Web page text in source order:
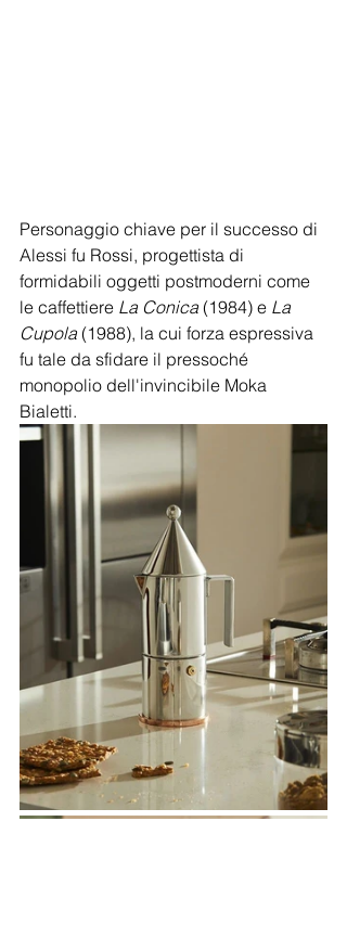
Personaggio chiave per il successo di
Alessi fu Rossi, progettista di
formidabili oggetti postmoderni come
le caffettiere La Conica (1984) e La
Cupola (1988), la cui forza espressiva
fu tale da sfidare il pressoché
monopolio dell'invincibile Moka
Bialetti.